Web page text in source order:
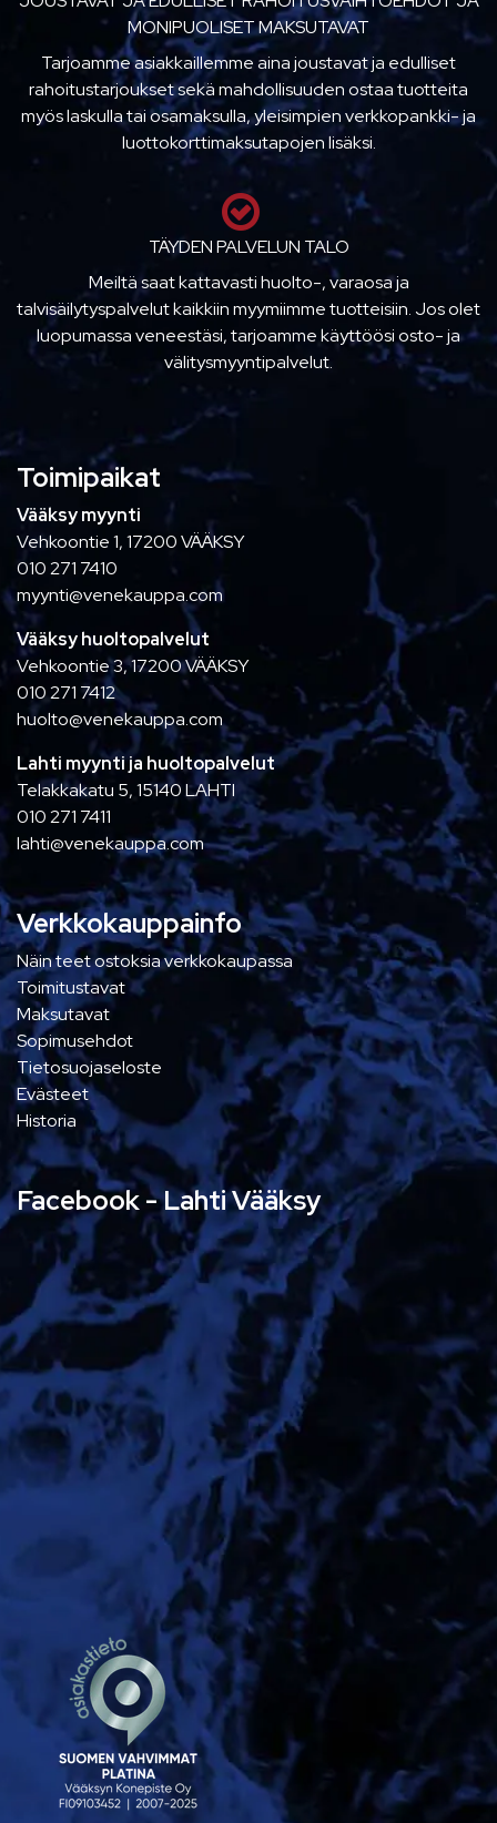
MONIPUOLISET MAKSUTAVAT
Tarjoamme asiakkaillemme aina joustavat ja edulliset
rahoitustarjoukset sekä mahdollisuuden ostaa tuotteita
myös laskulla tai osamaksulla, yleisimpien verkkopankki- ja
luottokorttimaksutapojen lisäksi.
TÄYDEN PALVELUN TALO
Meiltä saat kattavasti huolto-, varaosa ja
talvisäilytyspalvelut kaikkiin myymiimme tuotteisiin. Jos olet
luopumassa veneestäsi, tarjoamme käyttöösi osto- ja
välitysmyyntipalvelut.
Toimipaikat
Vääksy myynti
Vehkoontie 1, 17200 VÄÄKSY
010 271 7410
myynti@venekauppa.com
Vääksy huoltopalvelut
Vehkoontie 3, 17200 VÄÄKSY
010 271 7412
huolto@venekauppa.com
Lahti myynti ja huoltopalvelut
Telakkakatu 5, 15140 LAHTI
010 271 7411
lahti@venekauppa.com
Verkkokauppainfo
Näin teet ostoksia verkkokaupassa
Toimitustavat
Maksutavat
Sopimusehdot
Tietosuojaseloste
Evästeet
Historia
Facebook - Lahti Vääksy